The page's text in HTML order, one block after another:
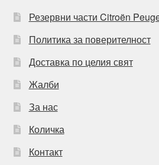
Резервни части Citroën
Политика за поверителност
Доставка по целия свят
Жалби
За нас
Количка
Контакт